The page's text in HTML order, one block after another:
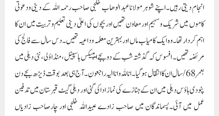
انجام دیتی رہیں۔اپنے شوہر مولانا عبد الوھاب خلجی صاحب رحمہ اللہ کے دینی ودعوتی
کاموں میں شریک وسہیم اور معاون تھیں اور بچوں کی اعلیٰ دینی تعلیم و تربیت میں ان کا
اہم کردار تھا۔وہ ایک کامیاب ماں اور بہترین معلمہ وداعیہ تھیں۔دس سال سے فالج کی
مریضہ تھیں۔ افسوس کہ گذشتہ شب کے دوبجے ایپیکس ہاسپیٹل ،منڈاؤلی،نئی دہلی میں
بعمر 68/سال ان کاانتقال ہوگیا۔انا للہ وانا الیہ راجعون۔آج ہی بعد بوقت ڈیڑھ بجے دن
پٹودی ہاؤس دہلی میں ان کے جنازے کی نماز ادا کی گئی اور دہلی گیٹ قبرستان میں تدفین
عمل میں آئی۔پسماندگان میں صاحب زادے عبیداللہ خلجی اور چارصاحب زادیاں